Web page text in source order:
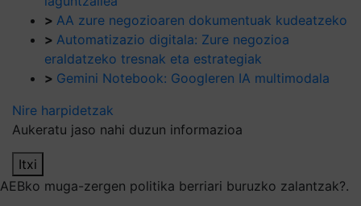
> AA zure negozioaren dokumentuak kudeatzeko
> Automatizazio digitala: Zure negozioa
eraldatzeko tresnak eta estrategiak
> Gemini Notebook: Googleren IA multimodala
Nire harpidetzak
Aukeratu jaso nahi duzun informazioa
Itxi
AEBko muga-zergen politika berriari buruzko zalantzak?.